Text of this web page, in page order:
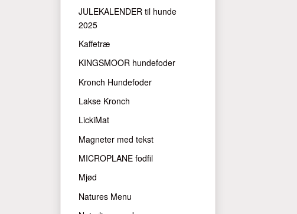
JULEKALENDER til hunde
2025
Kaffetræ
KINGSMOOR hundefoder
Kronch Hundefoder
Lakse Kronch
LickiMat
Magneter med tekst
MICROPLANE fodfil
Mjød
Natures Menu